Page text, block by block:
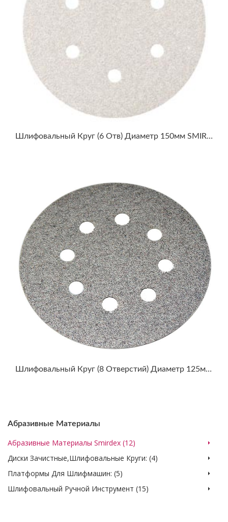
Абразивные Материалы
Абразивные Материалы Smirdex (12)
Диски Зачистные,шлифовальные Круги: (4)
Платформы Для Шлифмашин: (5)
Шлифовальный Ручной Инструмент (15)
Шлифовальный Круг (6 Отв) Диаметр 150мм SMIRDEX WHITE DRY SANTING LINE 510
Шлифовальный Круг (8 Отверстий) Диаметр 125мм SMIRDEX WHITE DRY SANTING LINE 510